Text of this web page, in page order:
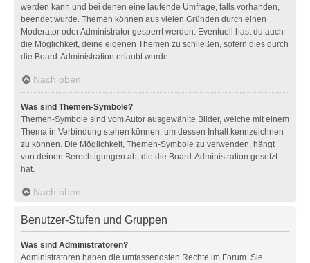
werden kann und bei denen eine laufende Umfrage, falls vorhanden,
beendet wurde. Themen können aus vielen Gründen durch einen
Moderator oder Administrator gesperrt werden. Eventuell hast du auch
die Möglichkeit, deine eigenen Themen zu schließen, sofern dies durch
die Board-Administration erlaubt wurde.
Nach oben
Was sind Themen-Symbole?
Themen-Symbole sind vom Autor ausgewählte Bilder, welche mit einem
Thema in Verbindung stehen können, um dessen Inhalt kennzeichnen
zu können. Die Möglichkeit, Themen-Symbole zu verwenden, hängt
von deinen Berechtigungen ab, die die Board-Administration gesetzt
hat.
Nach oben
Benutzer-Stufen und Gruppen
Was sind Administratoren?
Administratoren haben die umfassendsten Rechte im Forum. Sie